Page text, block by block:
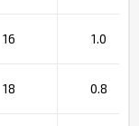
16 1.0
18 0.8